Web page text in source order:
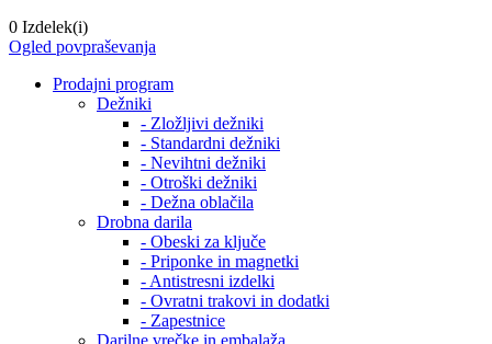
0 Izdelek(i)
Ogled povpraševanja
Prodajni program
Dežniki
- Zložljivi dežniki
- Standardni dežniki
- Nevihtni dežniki
- Otroški dežniki
- Dežna oblačila
Drobna darila
- Obeski za ključe
- Priponke in magnetki
- Antistresni izdelki
- Ovratni trakovi in dodatki
- Zapestnice
Darilne vrečke in embalaža